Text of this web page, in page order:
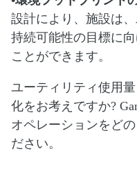
設計により、施設は
持続可能性の目標に
ことができます。
ユーティリティ使用
化をお考えですか?
オペレーションをど
ださい。